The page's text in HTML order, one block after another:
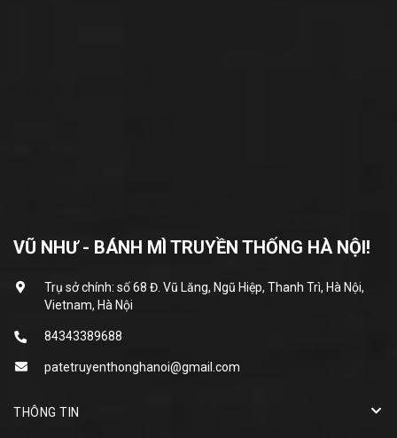
VŨ NHƯ - BÁNH MÌ TRUYỀN THỐNG HÀ NỘI!
Trụ sở chính: số 68 Đ. Vũ Lăng, Ngũ Hiệp, Thanh Trì, Hà Nội,
Vietnam, Hà Nội
84343389688
patetruyenthonghanoi@gmail.com
THÔNG TIN